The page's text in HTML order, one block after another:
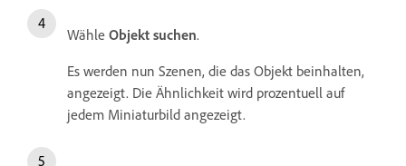
Wähle Objekt suchen.
Es werden nun Szenen, die das Objekt beinhalten,
angezeigt. Die Ähnlichkeit wird prozentuell auf
jedem Miniaturbild angezeigt.